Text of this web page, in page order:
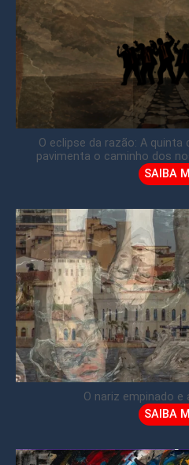
O eclipse da razão: A
pavimenta o caminho dos
SAIBA
O nariz empinado
SAIBA